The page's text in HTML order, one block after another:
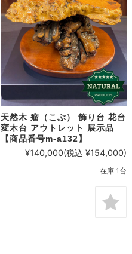
天然木 瘤（こぶ） 飾り台 花台
変木台 アウトレット 展示品
【商品番号m-a132】
¥140,000(税込 ¥154,000)
在庫 1台